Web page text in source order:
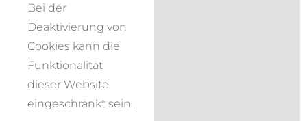
Bei der
Deaktivierung von
Cookies kann die
Funktionalität
dieser Website
eingeschränkt sein.